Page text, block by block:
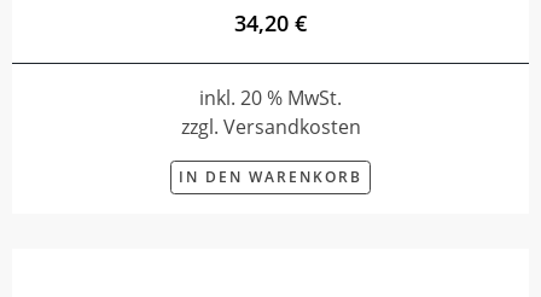
34,20 €
inkl. 20 % MwSt.
zzgl. Versandkosten
IN DEN WARENKORB